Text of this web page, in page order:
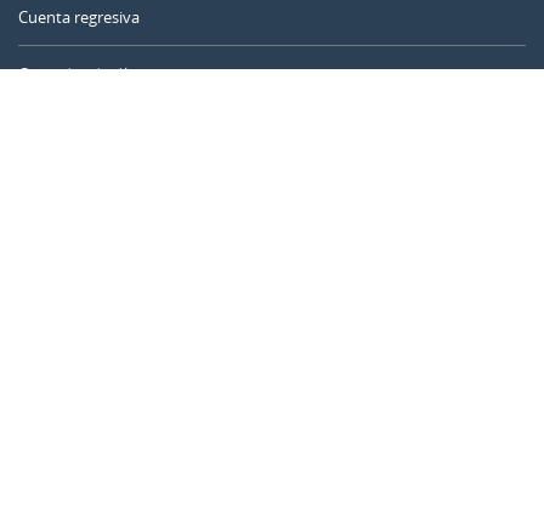
Cuenta regresiva
Contador de días